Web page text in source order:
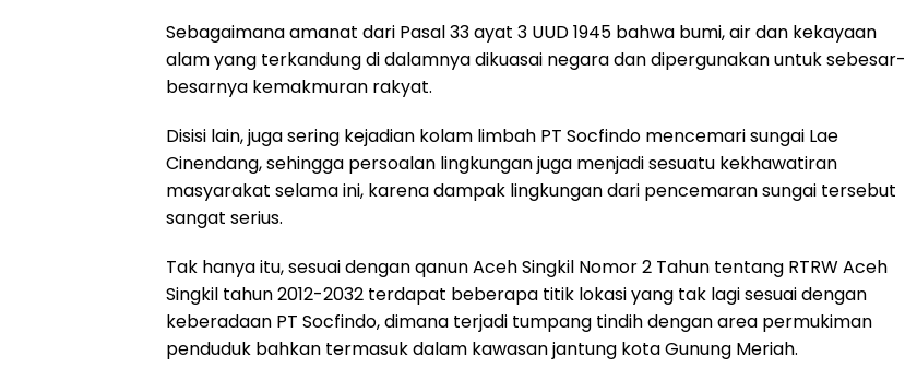
Sebagaimana amanat dari Pasal 33 ayat 3 UUD 1945 bahwa bumi, air dan kekayaan
alam yang terkandung di dalamnya dikuasai negara dan dipergunakan untuk sebesar-
besarnya kemakmuran rakyat.
Disisi lain, juga sering kejadian kolam limbah PT Socfindo mencemari sungai Lae
Cinendang, sehingga persoalan lingkungan juga menjadi sesuatu kekhawatiran
masyarakat selama ini, karena dampak lingkungan dari pencemaran sungai tersebut
sangat serius.
Tak hanya itu, sesuai dengan qanun Aceh Singkil Nomor 2 Tahun tentang RTRW Aceh
Singkil tahun 2012-2032 terdapat beberapa titik lokasi yang tak lagi sesuai dengan
keberadaan PT Socfindo, dimana terjadi tumpang tindih dengan area permukiman
penduduk bahkan termasuk dalam kawasan jantung kota Gunung Meriah.